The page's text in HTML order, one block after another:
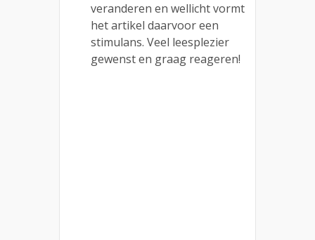
veranderen en wellicht vormt
het artikel daarvoor een
stimulans. Veel leesplezier
gewenst en graag reageren!